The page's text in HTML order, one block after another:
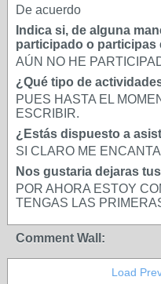
De acuerdo
Indica si, de alguna
participado o participas
AÚN NO HE
¿Qué tipo de
PUES HASTA EL
ESCRIBIR.
¿Estás dispuesto a
SI CLARO ME
Nos gustaria dejaras
POR AHORA ESTOY
TENGAS LAS
Comment Wall:
Load